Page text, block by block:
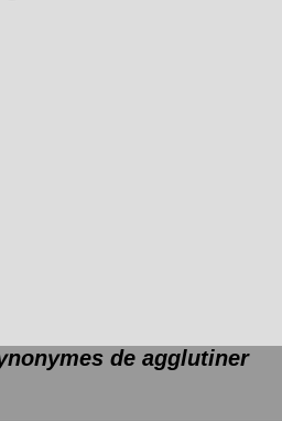
de agglutiner